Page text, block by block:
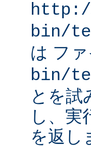
http://
bin/
は フ
bin/
とを試
し、実
を返し